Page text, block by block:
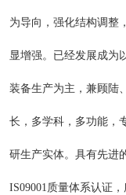
为导向，强化结构调整
显增强。已经发展成为
装备生产为主，兼顾陆
长，多学科，多功能，
研生产实体。具有先进
IS09001质量体系认证